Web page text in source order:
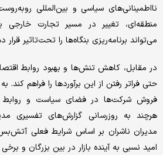
نااطمینانی‌های سیاسی و بین‌المللی
منطقه‌ای، تغییر در مسیر تجارت خارجی
می‌تواند برنامه‌ریزی بنگاه‌ها را تحت‌تاثیر قرار
در مقابل، کاهش تنش‌ها و بهبود روابط
حتی فراتر رفتن از این برآوردها را فراهم
فروش شرکت‌ها در فضای سیاست و روابط
هرچند به روزرسانی گزارش‌های تفسیری
مدیران ناشران بر اساس شرایط فعلی
امید نسبی به آینده بازار در بین بزرگان و